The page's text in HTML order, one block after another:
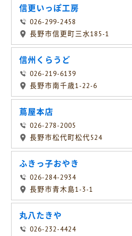
信更いっぽ工房
026-299-2458
長野市信更町三水185-1
信州くらうど
026-219-6139
長野市南千歳1-22-6
蔦屋本店
026-278-2005
長野市松代町松代524
ふきっ子おやき
026-284-2934
長野市青木島1-3-1
丸八たきや
026-232-4424